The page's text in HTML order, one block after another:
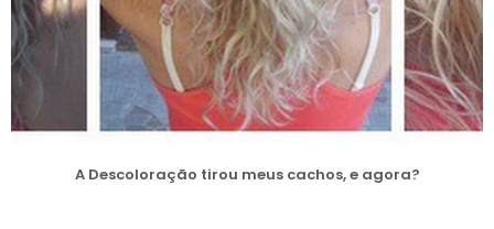
A Descoloração tirou meus cachos, e agora?